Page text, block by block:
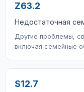
Z63.2
Недостаточная
Другие проблемы,
включая семейные
S12.7